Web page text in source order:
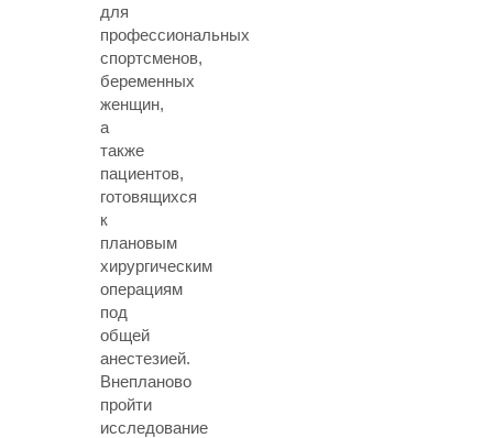
для
профессиональных
спортсменов,
беременных
женщин,
а
также
пациентов,
готовящихся
к
плановым
хирургическим
операциям
под
общей
анестезией.
Внепланово
пройти
исследование